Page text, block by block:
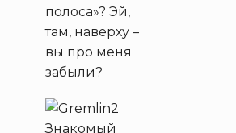
полоса»? Эй,
там, наверху –
вы про меня
забыли?
Знакомый